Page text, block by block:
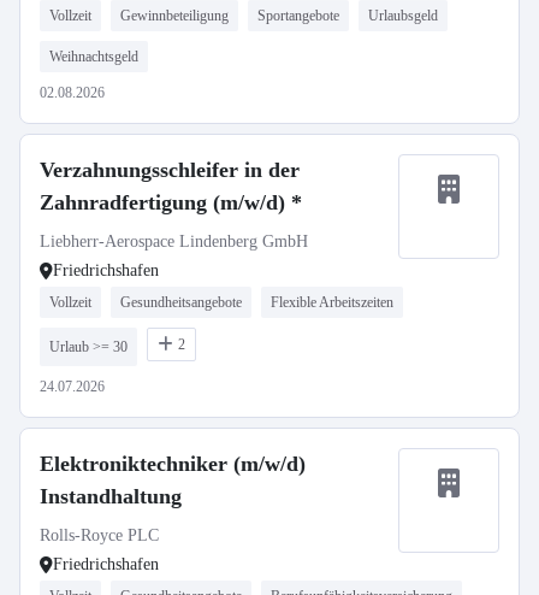
Vollzeit Gewinnbeteiligung Sportangebote Urlaubsgeld
Weihnachtsgeld
02.08.2026
Verzahnungsschleifer in der
Zahnradfertigung (m/w/d) *
Liebherr-Aerospace Lindenberg GmbH
Friedrichshafen
Vollzeit Gesundheitsangebote Flexible Arbeitszeiten
Urlaub >= 30 2
24.07.2026
Elektroniktechniker (m/w/d)
Instandhaltung
Rolls-Royce PLC
Friedrichshafen